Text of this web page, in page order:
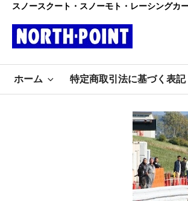
スノースクート・スノーモト・レーシングカ
レーシング
カート・スノ
ースクート
ノースポイ
ト・カートショップ
ホーム 特定商取引法に基づく表記